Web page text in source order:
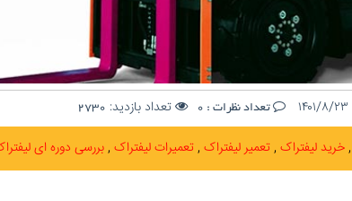
۱۴۰۱/۸/۲۳ تعداد نظرات : 0 تعداد بازدید: 2730
خرید لیفتراک تعمیر لیفتراک تعمیرات لیفتراک بررسی دوره ای